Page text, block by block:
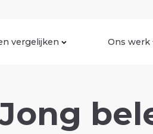
vergelijken Ons werk